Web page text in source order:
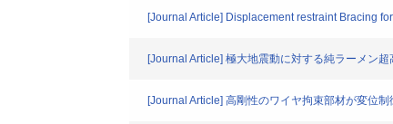
[Journal Article] Displacement restraint Bracing
[Journal Article] 極大地震動に対する純ラーメン
[Journal Article] 高剛性のワイヤ拘束部材が変位